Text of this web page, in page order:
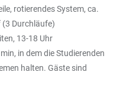
rotierendes System, ca.
Durchläufe)
13-18 Uhr
in dem die Studierenden
halten. Gäste sind